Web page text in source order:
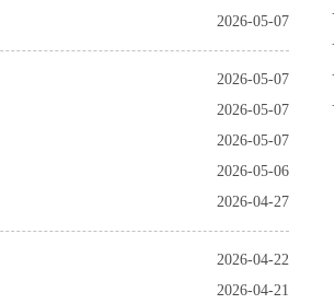
2026-05-07
2026-05-07
2026-05-07
2026-05-07
2026-05-06
2026-04-27
2026-04-22
2026-04-21
·
·
·
·